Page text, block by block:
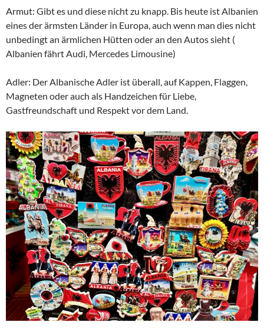
Armut: Gibt es und diese nicht zu knapp. Bis heute ist Albanien
eines der ärmsten Länder in Europa, auch wenn man dies nicht
unbedingt an ärmlichen Hütten oder an den Autos sieht (
Albanien fährt Audi, Mercedes Limousine)
Adler: Der Albanische Adler ist überall, auf Kappen, Flaggen,
Magneten oder auch als Handzeichen für Liebe,
Gastfreundschaft und Respekt vor dem Land.